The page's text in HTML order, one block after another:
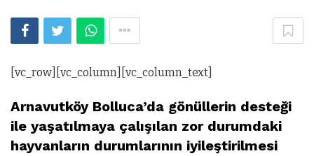
[vc_row][vc_column][vc_column_text]
Arnavutköy Bolluca’da gönüllerin desteği
ile yaşatılmaya çalışılan zor durumdaki
hayvanların durumlarının iyileştirilmesi